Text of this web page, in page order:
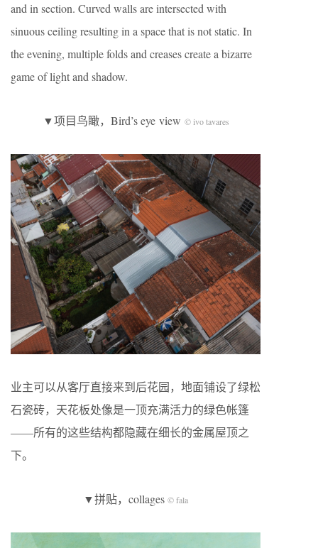
and in section. Curved walls are intersected with
sinuous ceiling resulting in a space that is not static. In
the evening, multiple folds and creases create a bizarre
game of light and shadow.
▼项目鸟瞰，Bird’s eye view © ivo tavares
业主可以从客厅直接来到后花园，地面铺设了绿松
石瓷砖，天花板处像是一顶充满活力的绿色帐篷
——所有的这些结构都隐藏在细长的金属屋顶之
下。
▼拼贴，collages © fala